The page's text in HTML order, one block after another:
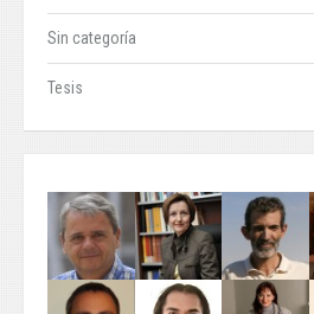
Sin categoría
Tesis